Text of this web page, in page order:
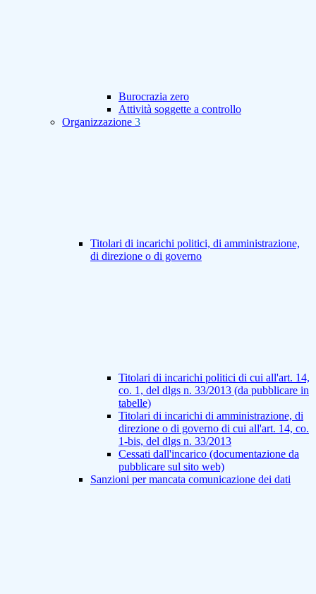
Burocrazia zero
Attività soggette a controllo
Organizzazione 3
Titolari di incarichi politici, di amministrazione,
di direzione o di governo
Titolari di incarichi politici di cui all'art. 14,
co. 1, del dlgs n. 33/2013 (da pubblicare in
tabelle)
Titolari di incarichi di amministrazione, di
direzione o di governo di cui all'art. 14, co.
1-bis, del dlgs n. 33/2013
Cessati dall'incarico (documentazione da
pubblicare sul sito web)
Sanzioni per mancata comunicazione dei dati